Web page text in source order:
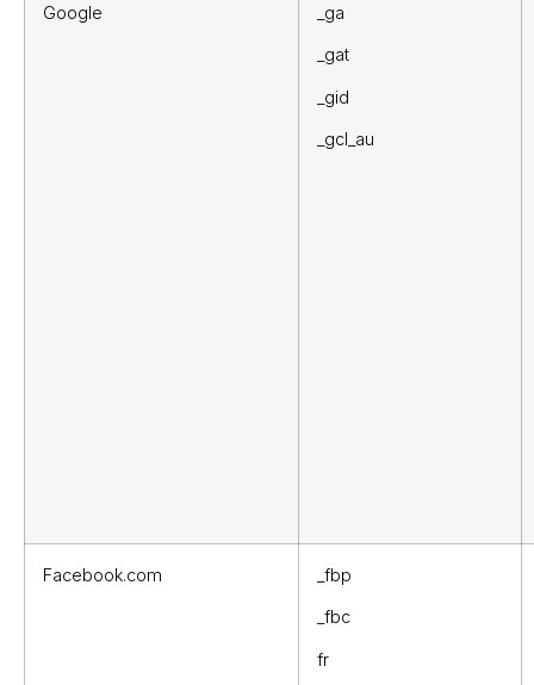
Google _ga
_gat
_gid
_gcl_au
Facebook.com _fbp
_fbc
fr